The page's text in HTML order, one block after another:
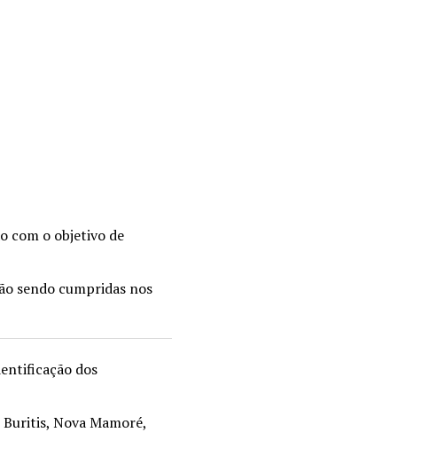
com o objetivo de
sendo cumpridas nos
dos
Nova Mamoré,